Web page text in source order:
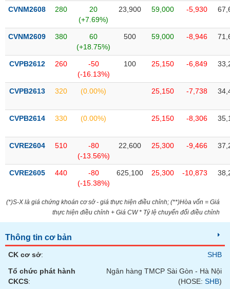
CVNM2608 280
20
(+7.69%)
23,900 59,000 -5,930
CVNM2609 380
60
(+18.75%)
500 59,000 -8,946
CVPB2612 260
-50
(-16.13%)
100 25,150 -6,849
CVPB2613 320 (0.00%) 25,150 -7,738
CVPB2614 330 (0.00%) 25,150 -8,306
CVRE2604 510
-80
(-13.56%)
22,600 25,300 -9,466
CVRE2605 440
-80
(-15.38%)
625,100 25,300 -10,873
(*)S-X là giá chứng khoán cơ sở - giá thực hiện điều chỉnh; (**)Hòa vốn = Giá
thực hiện điều chỉnh + Giá CW * Tỷ lệ chuyển đổi điều chỉnh
Thông tin cơ bản
CK cơ sở:
SHB
Tổ chức phát hành
CKCS:
Ngân hàng TMCP Sài Gòn - Hà Nội
(HOSE: SHB)
chính
Dữ
liệu
chính